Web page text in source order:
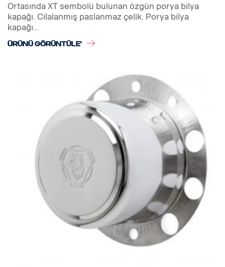
Ortasında XT sembolü bulunan özgün porya bilya
kapağı. Cilalanmış paslanmaz çelik. Porya bilya
kapağı...
ÜRÜNÜ GÖRÜNTÜLE'